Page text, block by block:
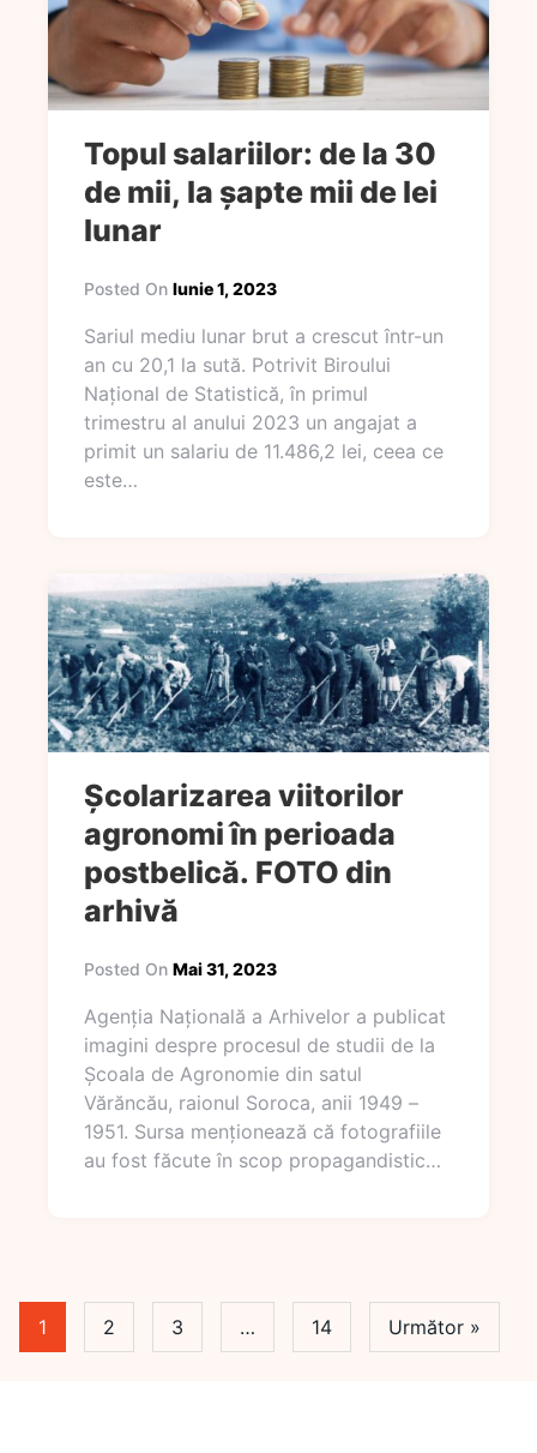
Topul salariilor: de la 30
de mii, la șapte mii de lei
lunar
Posted On Iunie 1, 2023
Sariul mediu lunar brut a crescut într-un
an cu 20,1 la sută. Potrivit Biroului
Național de Statistică, în primul
trimestru al anului 2023 un angajat a
primit un salariu de 11.486,2 lei, ceea ce
este…
Școlarizarea viitorilor
agronomi în perioada
postbelică. FOTO din
arhivă
Posted On Mai 31, 2023
Agenția Națională a Arhivelor a publicat
imagini despre procesul de studii de la
Școala de Agronomie din satul
Vărăncău, raionul Soroca, anii 1949 –
1951. Sursa menționează că fotografiile
au fost făcute în scop propagandistic…
1 2 3 … 14 Următor »